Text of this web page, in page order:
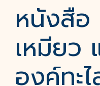
หนังสื
เหมียว
องค์ทะไ